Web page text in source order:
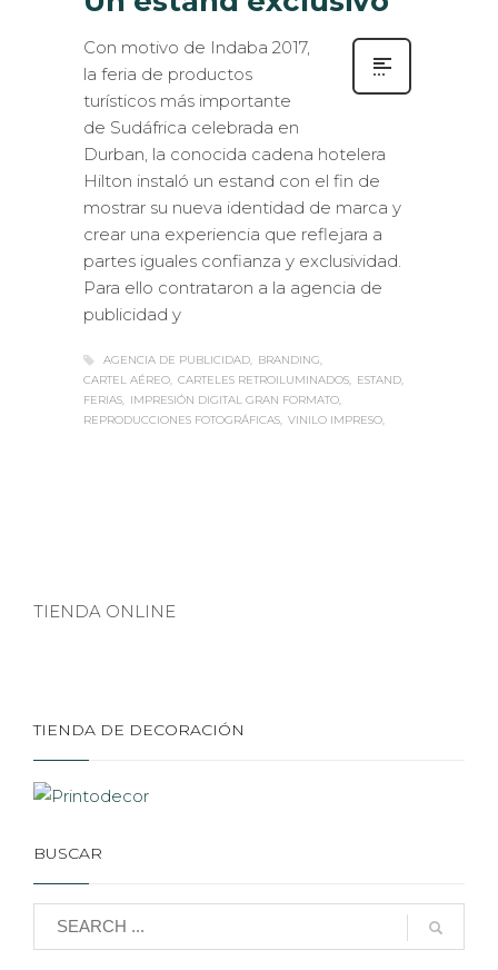
Con motivo de Indaba 2017,
la feria de productos
turísticos más importante
de Sudáfrica celebrada en
Durban, la conocida cadena hotelera
Hilton instaló un estand con el fin de
mostrar su nueva identidad de marca y
crear una experiencia que reflejara a
partes iguales confianza y exclusividad.
Para ello contrataron a la agencia de
publicidad y
AGENCIA DE PUBLICIDAD
BRANDING
CARTEL AÉREO CARTELES RETROILUMINADOS
ESTAND
FERIAS
IMPRESIÓN DIGITAL GRAN FORMATO
REPRODUCCIONES FOTOGRÁFICAS VINILO IMPRESO
TIENDA ONLINE
TIENDA DE DECORACIÓN
BUSCAR